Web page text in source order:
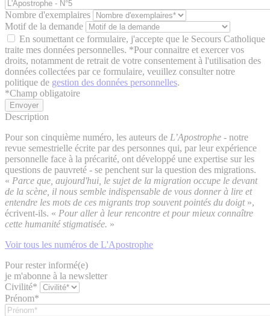
Nombre d'exemplaires
Motif de la demande
En soumettant ce formulaire, j'accepte que le Secours Catholique
traite mes données personnelles. *Pour connaitre et exercer vos
droits, notamment de retrait de votre consentement à l'utilisation des
données collectées par ce formulaire, veuillez consulter notre
politique de gestion des données personnelles.
*Champ obligatoire
Description
Pour son cinquième numéro, les auteurs de L’Apostrophe - notre
revue semestrielle écrite par des personnes qui, par leur expérience
personnelle face à la précarité, ont développé une expertise sur les
questions de pauvreté - se penchent sur la question des migrations.
« Parce que, aujourd'hui, le sujet de la migration occupe le devant
de la scène, il nous semble indispensable de vous donner à lire et
entendre les mots de ces migrants trop souvent pointés du doigt »,
écrivent-ils. « Pour aller à leur rencontre et pour mieux connaître
cette humanité stigmatisée. »
Voir tous les numéros de L'Apostrophe
Pour rester informé(e)
je m'abonne à la newsletter
Civilité*
Prénom*